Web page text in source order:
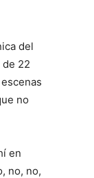
del
22
no
en
no, no,